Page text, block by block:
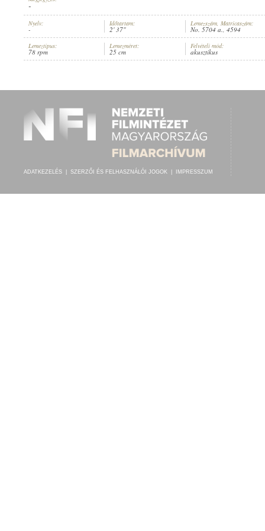
ELŐADÓ: HERMANN-ORCHESTER
-
Nyelv:
-
Időtartam:
2' 37"
Lemezszám, Matricaszám:
No. 5704 a., 4594
Lemeztípus:
78 rpm
Lemezméret:
25 cm
Felvételi mód:
akusztikus
ADATKEZELÉS SZERZŐI ÉS FELHASZNÁLÓI JOGOK IMPRESSZUM